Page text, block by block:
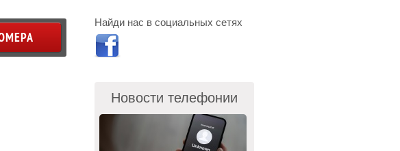
Найди нас в социальных сетях
Новости телефонии